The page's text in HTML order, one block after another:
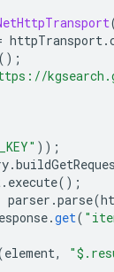
httpTransport.
();
));
.
. execute();
parser .parse(
.get(
element,